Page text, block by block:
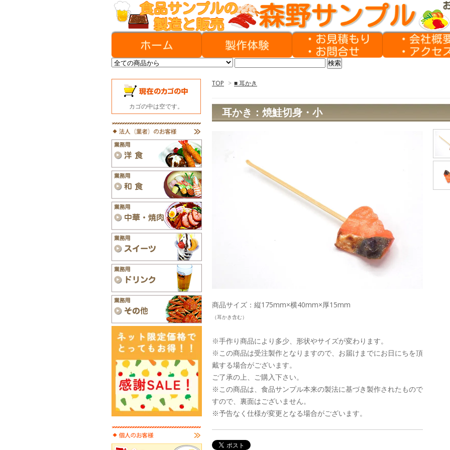
TOP > ■ 耳かき
耳かき：焼鮭切身・小
商品サイズ：縦175mm×横40mm×厚15mm
（耳かき含む）
※手作り商品により多少、形状やサイズが変わります。
※この商品は受注製作となりますので、お届けまでにお日にちを頂
戴する場合がございます。
ご了承の上、ご購入下さい。
※この商品は、食品サンプル本来の製法に基づき製作されたもので
すので、裏面はございません。
※予告なく仕様が変更となる場合がございます。
カゴの中は空です。